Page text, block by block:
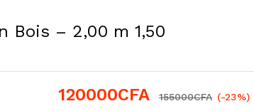
Bois – 2,00 m 1,50
120000CFA 155000CFA (-23%)